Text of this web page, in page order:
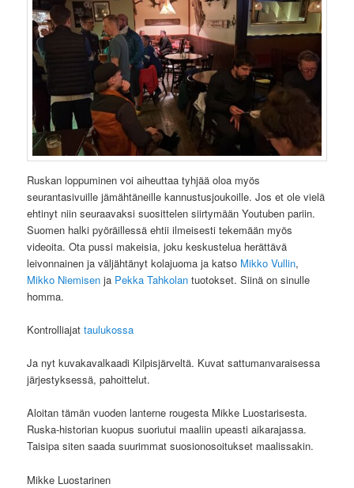
Ruskan loppuminen voi aiheuttaa tyhjää oloa myös
seurantasivuille jämähtäneille kannustusjoukoille. Jos et ole vielä
ehtinyt niin seuraavaksi suosittelen siirtymään Youtuben pariin.
Suomen halki pyöräillessä ehtii ilmeisesti tekemään myös
videoita. Ota pussi makeisia, joku keskustelua herättävä
leivonnainen ja väljähtänyt kolajuoma ja katso Mikko Vullin,
Mikko Niemisen ja Pekka Tahkolan tuotokset. Siinä on sinulle
homma.
Kontrolliajattaulukossa
Ja nyt kuvakavalkaadi Kilpisjärveltä. Kuvat sattumanvaraisessa
järjestyksessä, pahoittelut.
Aloitan tämän vuoden lanterne rougesta Mikke Luostarisesta.
Ruska-historian kuopus suoriutui maaliin upeasti aikarajassa.
Taisipa siten saada suurimmat suosionosoitukset maalissakin.
Mikke Luostarinen